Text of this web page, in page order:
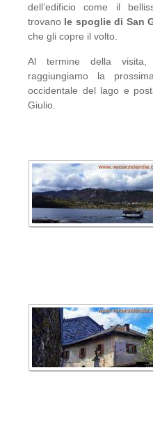
dell’edificio come il
trovano le spoglie di San
che gli copre il volto.
Al termine della visita,
raggiungiamo la
occidentale del lago e
Giulio.